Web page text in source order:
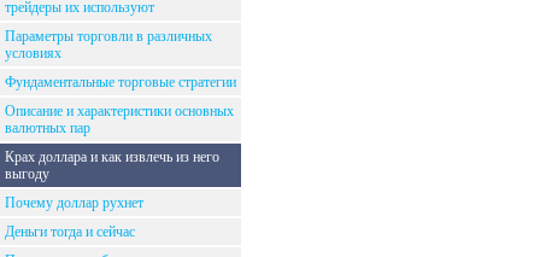
трейдеры их используют
Параметры торговли в различных
условиях
Фундаментальные торговые стратегии
Описание и характеристики основных
валютных пар
Крах доллара и как извлечь из него
выгоду
Почему доллар рухнет
Деньги тогда и сейчас